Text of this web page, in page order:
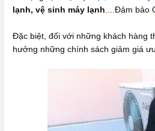
lạnh, vệ sinh máy lạnh ....Đảm bảo
Đặc biệt, đối với những khách hàng
hưởng những chính sách giảm giá